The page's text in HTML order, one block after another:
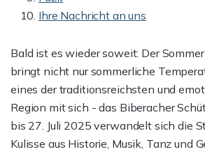
Ihre Nachricht an uns
Bald ist es wieder soweit: Der
bringt nicht nur sommerliche
eines der traditionsreichsten und
Region mit sich - das Biberacher
bis 27. Juli 2025 verwandelt sich die
Kulisse aus Historie, Musik, Tanz und